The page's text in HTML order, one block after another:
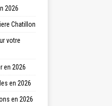
2026
Chatillon
votre
en 2026
en 2026
en 2026